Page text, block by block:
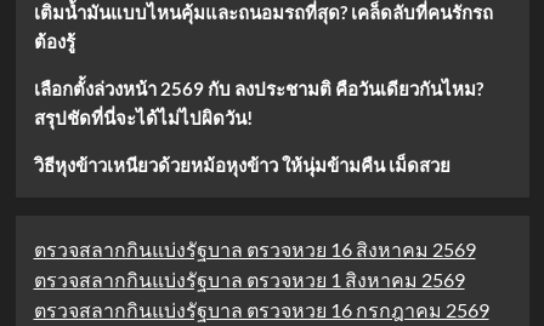
เติมน้ำมันแบบไหนคุ้มและถนอมรถที่สุด? เคล็ดลับที่คนรักรถ
ต้องรู้
เลือกตั้งล่วงหน้า 2569 กับ ลงประชามติ คือวันเดียวกันไหม?
สรุปชัดที่นี่จะได้ไม่ไปผิดวัน!
วิธีหุงข้าวเหนียวด้วยหม้อหุงข้าว ให้นุ่มข้ามคืน เม็ดสวย
ตรวจสลากกินแบ่งรัฐบาล ตรวจหวย 16 สิงหาคม 2569
ตรวจสลากกินแบ่งรัฐบาล ตรวจหวย 1 สิงหาคม 2569
ตรวจสลากกินแบ่งรัฐบาล ตรวจหวย 16 กรกฎาคม 2569